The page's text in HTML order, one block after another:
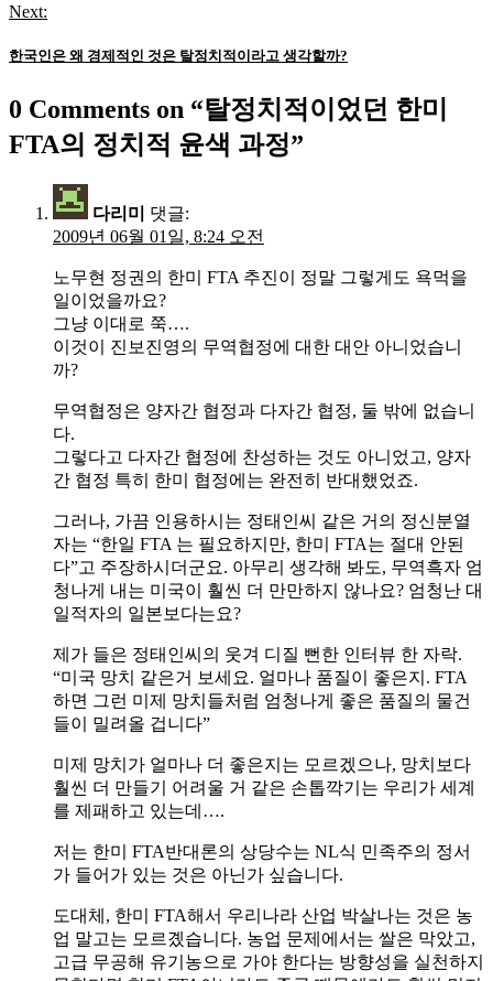
Next:
한국인은 왜 경제적인 것은 탈정치적이라고 생각할까?
0 Comments on “탈정치적이었던 한미
FTA의 정치적 윤색 과정”
다리미
댓글:
2009년 06월 01일, 8:24 오전
노무현 정권의 한미 FTA 추진이 정말 그렇게도 욕먹을
일이었을까요?
그냥 이대로 쭉….
이것이 진보진영의 무역협정에 대한 대안 아니었습니
까?
무역협정은 양자간 협정과 다자간 협정, 둘 밖에 없습니
다.
그렇다고 다자간 협정에 찬성하는 것도 아니었고, 양자
간 협정 특히 한미 협정에는 완전히 반대했었죠.
그러나, 가끔 인용하시는 정태인씨 같은 거의 정신분열
자는 “한일 FTA 는 필요하지만, 한미 FTA는 절대 안된
다”고 주장하시더군요. 아무리 생각해 봐도, 무역흑자 엄
청나게 내는 미국이 훨씬 더 만만하지 않나요? 엄청난 대
일적자의 일본보다는요?
제가 들은 정태인씨의 웃겨 디질 뻔한 인터뷰 한 자락.
“미국 망치 같은거 보세요. 얼마나 품질이 좋은지. FTA
하면 그런 미제 망치들처럼 엄청나게 좋은 품질의 물건
들이 밀려올 겁니다”
미제 망치가 얼마나 더 좋은지는 모르겠으나, 망치보다
훨씬 더 만들기 어려울 거 같은 손톱깍기는 우리가 세계
를 제패하고 있는데….
저는 한미 FTA반대론의 상당수는 NL식 민족주의 정서
가 들어가 있는 것은 아닌가 싶습니다.
도대체, 한미 FTA해서 우리나라 산업 박살나는 것은 농
업 말고는 모르곘습니다. 농업 문제에서는 쌀은 막았고,
고급 무공해 유기농으로 가야 한다는 방향성을 실천하지